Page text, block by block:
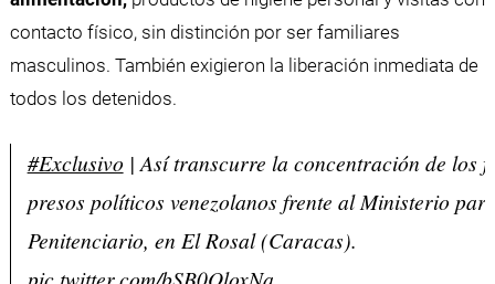
contacto físico, sin distinción por ser familiares
masculinos. También exigieron la liberación inmediata de
todos los detenidos.
#Exclusivo | Así transcurre la concentración de los
presos políticos venezolanos frente al Ministerio
Penitenciario, en El Rosal (Caracas).